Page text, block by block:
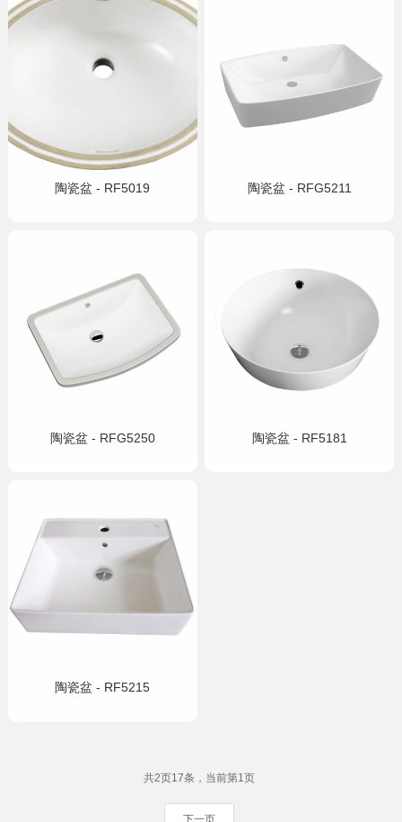
陶瓷盆 - RF5019 陶瓷盆 - RFG5211
陶瓷盆 - RFG5250 陶瓷盆 - RF5181
陶瓷盆 - RF5215
共2页17条，当前第1页
下一页